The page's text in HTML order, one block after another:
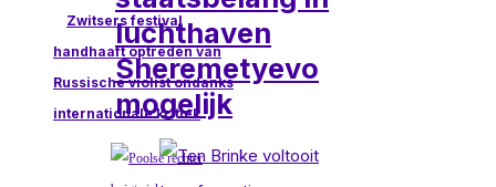
Zwitsers festival
handhaaft optreden van
Russische violist ondanks
internationale kritiek
luchthaven
Sheremetyevo
mogelijk